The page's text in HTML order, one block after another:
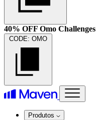
40% OFF Omo Challenges
CODE: OMO
Produtos